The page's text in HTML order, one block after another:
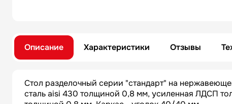
Описание Характеристики Отзывы
Стол разделочный серии "стандарт" на
сталь aisi 430 толщиной 0,8 мм, усиленная ЛДСП